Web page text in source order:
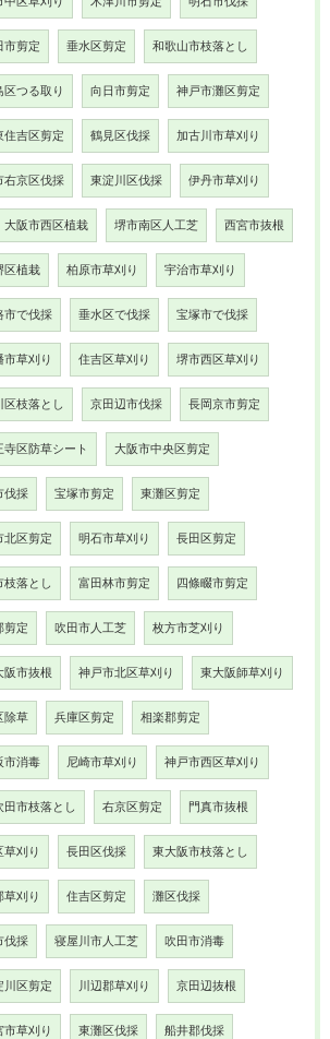
市剪定 垂水区剪定 和歌山市枝落とし
区つる取り 向日市剪定 神戸市灘区剪定
住吉区剪定 鶴見区伐採 加古川市草刈り
右京区伐採 東淀川区伐採 伊丹市草刈り
大阪市西区植栽 堺市南区人工芝 西宮市抜根
区植栽 柏原市草刈り 宇治市草刈り
市で伐採 垂水区で伐採 宝塚市で伐採
市草刈り 住吉区草刈り 堺市西区草刈り
区枝落とし 京田辺市伐採 長岡京市剪定
寺区防草シート 大阪市中央区剪定
伐採 宝塚市剪定 東灘区剪定
北区剪定 明石市草刈り 長田区剪定
枝落とし 富田林市剪定 四條畷市剪定
剪定 吹田市人工芝 枚方市芝刈り
阪市抜根 神戸市北区草刈り 東大阪師草刈り
除草 兵庫区剪定 相楽郡剪定
市消毒 尼崎市草刈り 神戸市西区草刈り
田市枝落とし 右京区剪定 門真市抜根
草刈り 長田区伐採 東大阪市枝落とし
草刈り 住吉区剪定 灘区伐採
伐採 寝屋川市人工芝 吹田市消毒
川区剪定 川辺郡草刈り 京田辺抜根
市草刈り 東灘区伐採 船井郡伐採